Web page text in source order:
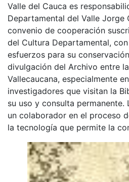
Valle del Cauca es
Departamental del Valle Jorge
convenio de cooperación
del Cultura Departamental,
esfuerzos para su
divulgación del Archivo entre
Vallecaucana, especialmente
investigadores que visitan la
su uso y consulta permanente.
un colaborador en el proceso
la tecnología que permite la